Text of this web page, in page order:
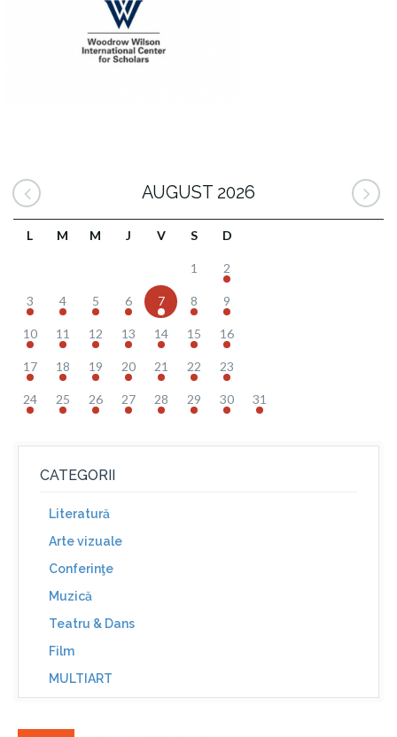
AUGUST 2026
L M M J V S D
1 2
3 4 5 6 7 8 9
10 11 12 13 14 15 16
17 18 19 20 21 22 23
24 25 26 27 28 29 30 31
CATEGORII
Literatură
Arte vizuale
Conferinţe
Muzică
Teatru & Dans
Film
MULTIART